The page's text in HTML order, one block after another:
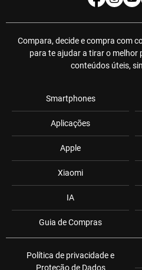
Compara, decide e compra com
para te ajudar a tirar o
conteúdos úteis,
Smartphones
Aplicações
Apple
Xiaomi
IA
Guia de Compras
Política de privacidade e
Proteção de Dados